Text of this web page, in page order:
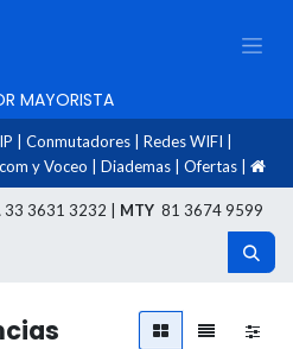
MAYORISTA
Conmutadores Redes WIFI
y Voceo Diademas Ofertas
33 3631 3232 | MTY 81 3674 9599